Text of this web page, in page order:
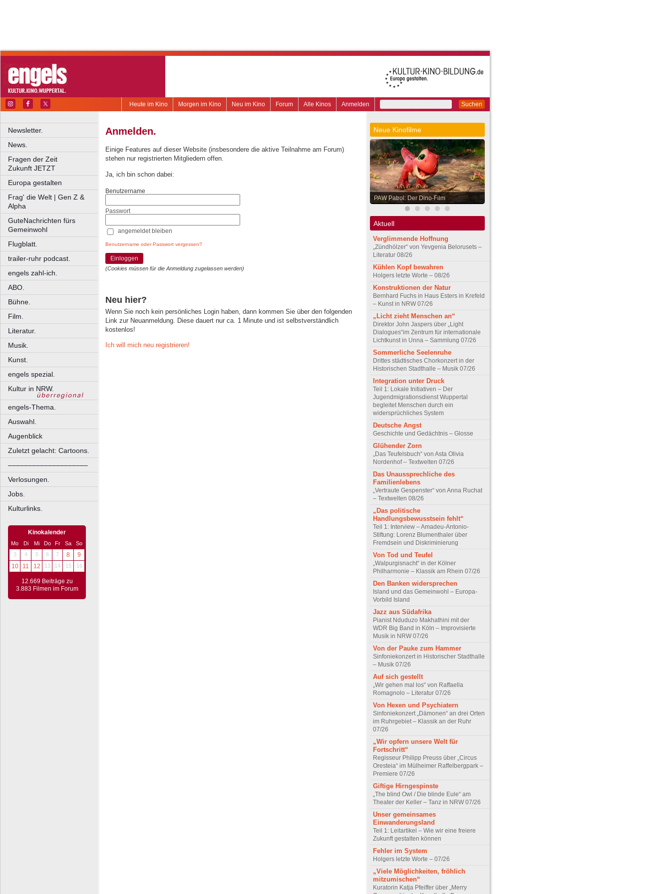
Suchen
Anmelden
Alle Kinos
Forum
Neu im Kino
Morgen im Kino
Heute im Kino
Newsletter.
News.
Fragen der Zeit
Zukunft JETZT
Europa gestalten
Frag' die Welt | Gen Z &
Alpha
GuteNachrichten fürs
Gemeinwohl
Flugblatt.
trailer-ruhr podcast.
engels zahl-ich.
ABO.
Bühne.
Film.
Literatur.
Musik.
Kunst.
engels spezial.
Kultur in NRW.
engels-Thema.
Auswahl.
Augenblick
Zuletzt gelacht: Cartoons.
––––––––––––––––––––
Verlosungen.
Jobs.
Kulturlinks.
Kinokalender
Mo Di Mi Do Fr Sa
So
3
4 5 6 7 8
9
10
11 12 13 14 15 16
12.669 Beiträge zu
3.883 Filmen im Forum
Anmelden.
Einige Features auf dieser Website (insbesondere die aktive Teilnahme am Forum)
stehen nur registrierten Mitgliedern offen.
Ja, ich bin schon dabei:
Benutzername
Passwort
angemeldet bleiben
Benutzername oder Passwort vergessen?
Einloggen
(Cookies müssen für die Anmeldung zugelassen werden)
Neu hier?
Wenn Sie noch kein persönliches Login haben, dann kommen Sie über den folgenden
Link zur Neuanmeldung. Diese dauert nur ca. 1 Minute und ist selbstverständlich
kostenlos!
Ich will mich neu registrieren!
Neue Kinofilme
PAW Patrol: Der Dino-Film
Aktuell
Verglimmende Hoffnung
„Zündhölzer“ von Yevgenia Belorusets –
Literatur 08/26
Kühlen Kopf bewahren
Holgers letzte Worte – 08/26
Konstruktionen der Natur
Bernhard Fuchs in Haus Esters in Krefeld
– Kunst in NRW 07/26
„Licht zieht Menschen an“
Direktor John Jaspers über „Light
Dialogues“im Zentrum für internationale
Lichtkunst in Unna – Sammlung 07/26
Sommerliche Seelenruhe
Drittes städtisches Chorkonzert in der
Historischen Stadthalle – Musik 07/26
Integration unter Druck
Teil 1: Lokale Initiativen – Der
Jugendmigrationsdienst Wuppertal
begleitet Menschen durch ein
widersprüchliches System
Deutsche Angst
Geschichte und Gedächtnis – Glosse
Glühender Zorn
„Das Teufelsbuch“ von Asta Olivia
Nordenhof – Textwelten 07/26
Das Unaussprechliche des
Familienlebens
„Vertraute Gespenster“ von Anna Ruchat
– Textwelten 08/26
„Das politische
Handlungsbewusstsein fehlt“
Teil 1: Interview – Amadeu-Antonio-
Stiftung: Lorenz Blumenthaler über
Fremdsein und Diskriminierung
Von Tod und Teufel
„Walpurgisnacht“ in der Kölner
Philharmonie – Klassik am Rhein 07/26
Den Banken widersprechen
Island und das Gemeinwohl – Europa-
Vorbild Island
Jazz aus Südafrika
Pianist Nduduzo Makhathini mit der
WDR Big Band in Köln – Improvisierte
Musik in NRW 07/26
Von der Pauke zum Hammer
Sinfoniekonzert in Historischer Stadthalle
– Musik 07/26
Auf sich gestellt
„Wir gehen mal los“ von Raffaella
Romagnolo – Literatur 07/26
Von Hexen und Psychiatern
Sinfoniekonzert „Dämonen“ an drei Orten
im Ruhrgebiet – Klassik an der Ruhr
07/26
„Wir opfern unsere Welt für
Fortschritt“
Regisseur Philipp Preuss über „Circus
Oresteia“ im Mülheimer Raffelbergpark –
Premiere 07/26
Giftige Hirngespinste
„The blind Owl / Die blinde Eule“ am
Theater der Keller – Tanz in NRW 07/26
Unser gemeinsames
Einwanderungsland
Teil 1: Leitartikel – Wie wir eine freiere
Zukunft gestalten können
Fehler im System
Holgers letzte Worte – 07/26
„Viele Möglichkeiten, fröhlich
mitzumischen“
Kuratorin Katja Pfeiffer über „Merry